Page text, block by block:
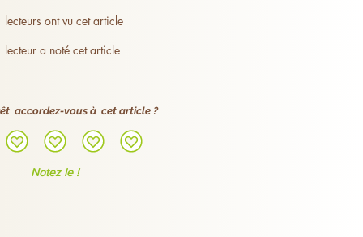
lecteurs ont vu cet article
lecteur a noté cet article
accordez-vous à cet article ?
Notez le !